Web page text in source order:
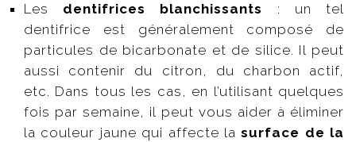
Les dentifrices blanchissants
: un tel
dentifrice est généralement composé de
particules de bicarbonate et de silice. Il peut
aussi contenir du citron, du charbon actif,
etc. Dans tous les cas, en l’utilisant quelques
fois par semaine, il peut vous aider à éliminer
la couleur jaune qui affecte lasurface de la